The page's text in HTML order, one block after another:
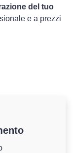
del tuo
e a prezzi